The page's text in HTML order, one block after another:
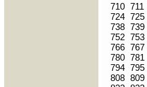
710 711
724 725
738 739
752 753
766 767
780 781
794 795
808 809